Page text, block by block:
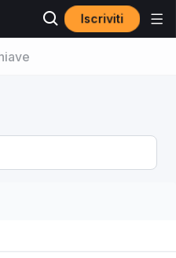
Iscriviti